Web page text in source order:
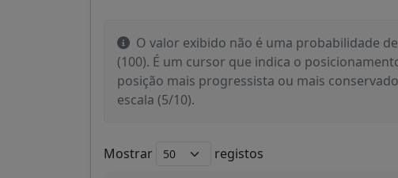
O valor exibido não é uma probabilidade
(100). É um cursor que indica o
posição mais progressista ou mais
escala (5/10).
Mostrar
registos